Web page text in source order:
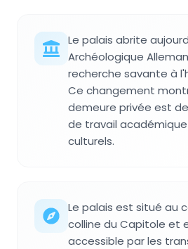
Le palais abrite
Archéologique
recherche savante à
Ce changement
demeure privée est
de travail
culturels.
Le palais est situé au
colline du Capitole et
accessible par les